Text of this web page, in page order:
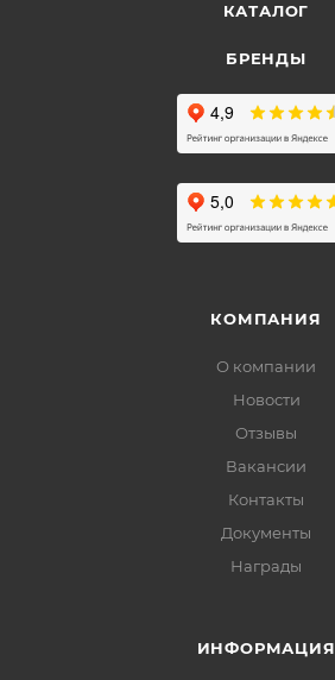
КАТАЛОГ
БРЕНДЫ
КОМПАНИЯ
О компании
Новости
Отзывы
Вакансии
Контакты
Документы
Награды
ИНФОРМАЦИЯ